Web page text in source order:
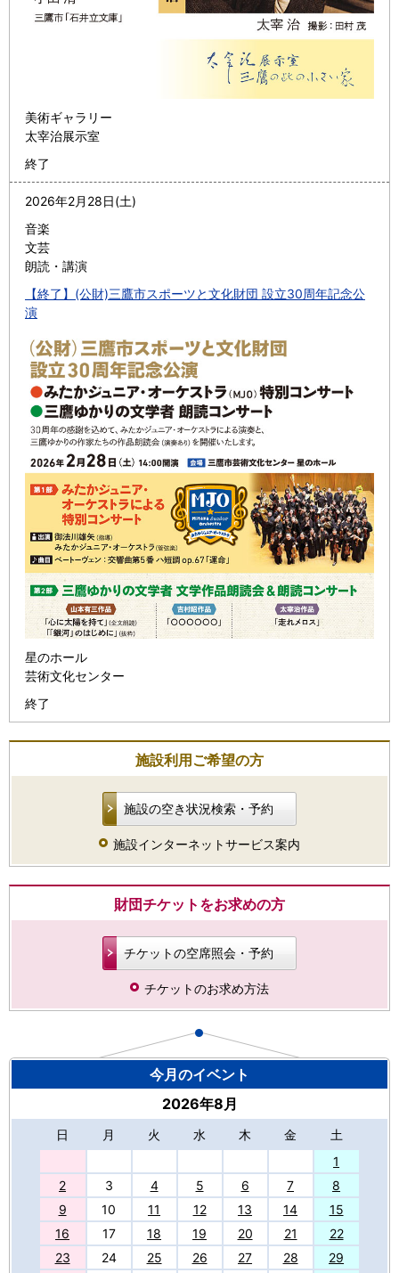
美術ギャラリー
太宰治展示室
終了
2026年2月28日(土)
音楽
文芸
朗読・講演
【終了】(公財)三鷹市スポーツと文化財団 設立30周年記念公
演
星のホール
芸術文化センター
終了
施設利用ご希望の方
施設の空き状況検索・予約
施設インターネットサービス案内
財団チケットをお求めの方
チケットの空席照会・予約
チケットのお求め方法
今月のイベント
2026年8月
日 月 火 水 木 金
土
1
2
3 4 5 6 7
8
9
10 11 12 13 14
15
16
17 18 19 20 21
22
23
24 25 26 27 28
29